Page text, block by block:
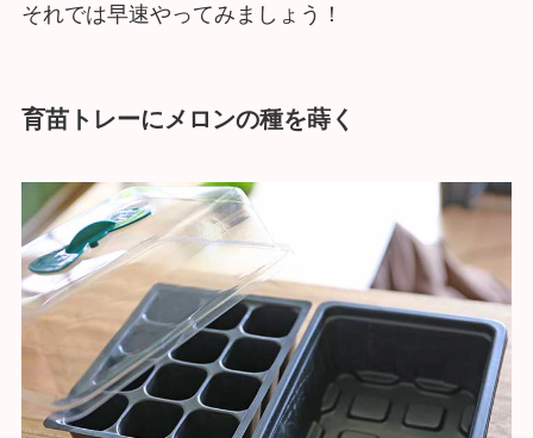
それでは早速やってみましょう！
育苗トレーにメロンの種を蒔く